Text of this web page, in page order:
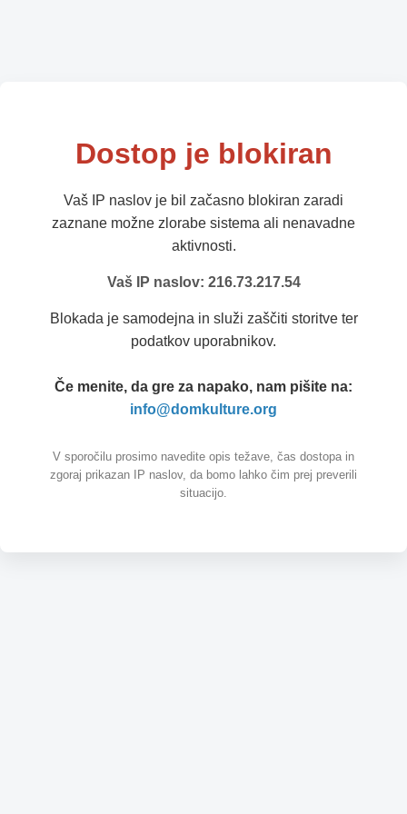
Dostop je blokiran
Vaš IP naslov je bil začasno blokiran zaradi
zaznane možne zlorabe sistema ali nenavadne
aktivnosti.
Vaš IP naslov: 216.73.217.54
Blokada je samodejna in služi zaščiti storitve ter
podatkov uporabnikov.
Če menite, da gre za napako, nam pišite na:
info@domkulture.org
V sporočilu prosimo navedite opis težave, čas dostopa in
zgoraj prikazan IP naslov, da bomo lahko čim prej preverili
situacijo.